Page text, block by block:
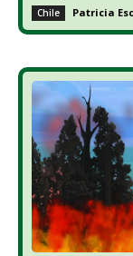
Chile Patricia